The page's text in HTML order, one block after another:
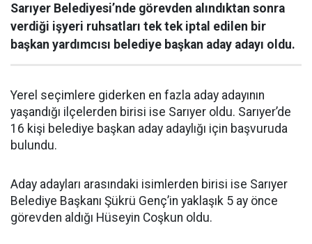
Sarıyer Belediyesi’nde görevden alındıktan sonra
verdiği işyeri ruhsatları tek tek iptal edilen bir
başkan yardımcısı belediye başkan aday adayı oldu.
Yerel seçimlere giderken en fazla aday adayının
yaşandığı ilçelerden birisi ise Sarıyer oldu. Sarıyer’de
16 kişi belediye başkan aday adaylığı için başvuruda
bulundu.
Aday adayları arasındaki isimlerden birisi ise Sarıyer
Belediye Başkanı Şükrü Genç’in yaklaşık 5 ay önce
görevden aldığı Hüseyin Coşkun oldu.